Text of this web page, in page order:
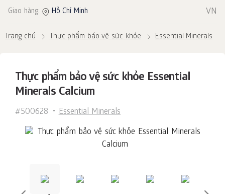
Giao hàng: Hồ Chí Minh VN
Trang chủ Thực phẩm bảo vệ sức khỏe Essential Minerals
Thực phẩm bảo vệ sức khỏe Essential
Minerals Calcium
#500628 Essential Minerals